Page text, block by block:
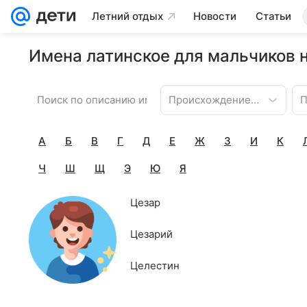
Летний отдых Новости Статьи
Имена латинское для мальчиков
Происхождение имени
А Б В Г Д Е Ж З И К
Ч Ш Щ Э Ю Я
Цезар
Цезарий
Целестин